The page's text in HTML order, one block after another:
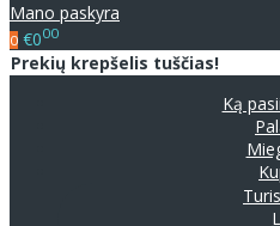
Mano paskyra
0 €000
Prekių krepšelis tuščias!
Ką